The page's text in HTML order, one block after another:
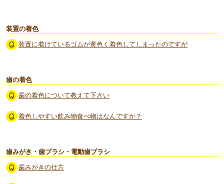
装置の着色
装置に着けているゴムが黄色く着色してしまったのですが
歯の着色
歯の着色について教えて下さい
着色しやすい飲み物食べ物はなんですか？
歯みがき・歯ブラシ・電動歯ブラシ
歯みがきの仕方